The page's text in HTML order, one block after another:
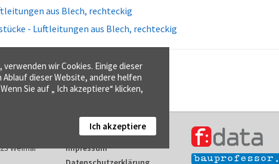
aus Blech, rechteckig
- Luftleitungen aus Blech, rechteckig
Weimar
Kontakt
Impressum
wir Cookies. Einige dieser
dieser Website, andere helfen
Sie auf „ Ich akzeptiere“ klicken,
Ich akzeptiere